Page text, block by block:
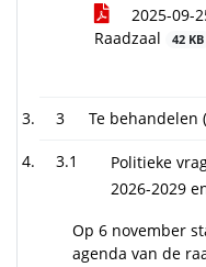
2025-09-
Raadzaal
42 KB
3 Te behandelen
3.1
Politieke
2026-2029
Op 6 november
agenda van de